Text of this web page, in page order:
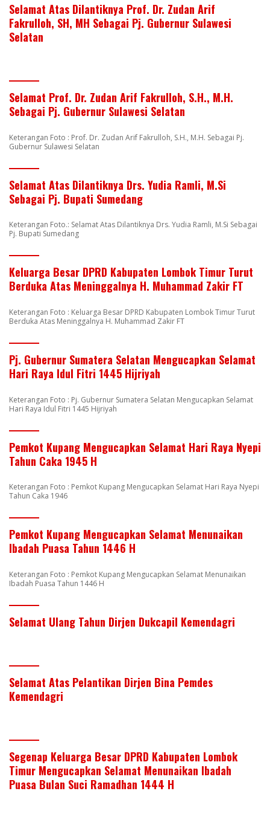
Selamat Atas Dilantiknya Prof. Dr. Zudan Arif
Fakrulloh, SH, MH Sebagai Pj. Gubernur Sulawesi
Selatan
Selamat Prof. Dr. Zudan Arif Fakrulloh, S.H., M.H.
Sebagai Pj. Gubernur Sulawesi Selatan
Keterangan Foto : Prof. Dr. Zudan Arif Fakrulloh, S.H., M.H. Sebagai Pj.
Gubernur Sulawesi Selatan
Selamat Atas Dilantiknya Drs. Yudia Ramli, M.Si
Sebagai Pj. Bupati Sumedang
Keterangan Foto.: Selamat Atas Dilantiknya Drs. Yudia Ramli, M.Si Sebagai
Pj. Bupati Sumedang
Keluarga Besar DPRD Kabupaten Lombok Timur Turut
Berduka Atas Meninggalnya H. Muhammad Zakir FT
Keterangan Foto : Keluarga Besar DPRD Kabupaten Lombok Timur Turut
Berduka Atas Meninggalnya H. Muhammad Zakir FT
Pj. Gubernur Sumatera Selatan Mengucapkan Selamat
Hari Raya Idul Fitri 1445 Hijriyah
Keterangan Foto : Pj. Gubernur Sumatera Selatan Mengucapkan Selamat
Hari Raya Idul Fitri 1445 Hijriyah
Pemkot Kupang Mengucapkan Selamat Hari Raya Nyepi
Tahun Caka 1945 H
Keterangan Foto : Pemkot Kupang Mengucapkan Selamat Hari Raya Nyepi
Tahun Caka 1946
Pemkot Kupang Mengucapkan Selamat Menunaikan
Ibadah Puasa Tahun 1446 H
Keterangan Foto : Pemkot Kupang Mengucapkan Selamat Menunaikan
Ibadah Puasa Tahun 1446 H
Selamat Ulang Tahun Dirjen Dukcapil Kemendagri
Selamat Atas Pelantikan Dirjen Bina Pemdes
Kemendagri
Segenap Keluarga Besar DPRD Kabupaten Lombok
Timur Mengucapkan Selamat Menunaikan Ibadah
Puasa Bulan Suci Ramadhan 1444 H